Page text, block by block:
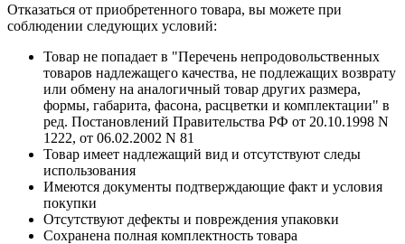
Отказаться от приобретенного товара, вы можете при
соблюдении следующих условий:
Товар не попадает в "Перечень непродовольственных
товаров надлежащего качества, не подлежащих возврату
или обмену на аналогичный товар других размера,
формы, габарита, фасона, расцветки и комплектации" в
ред. Постановлений Правительства РФ от 20.10.1998 N
1222, от 06.02.2002 N 81
Товар имеет надлежащий вид и отсутствуют следы
использования
Имеются документы подтверждающие факт и условия
покупки
Отсутствуют дефекты и повреждения упаковки
Сохранена полная комплектность товара